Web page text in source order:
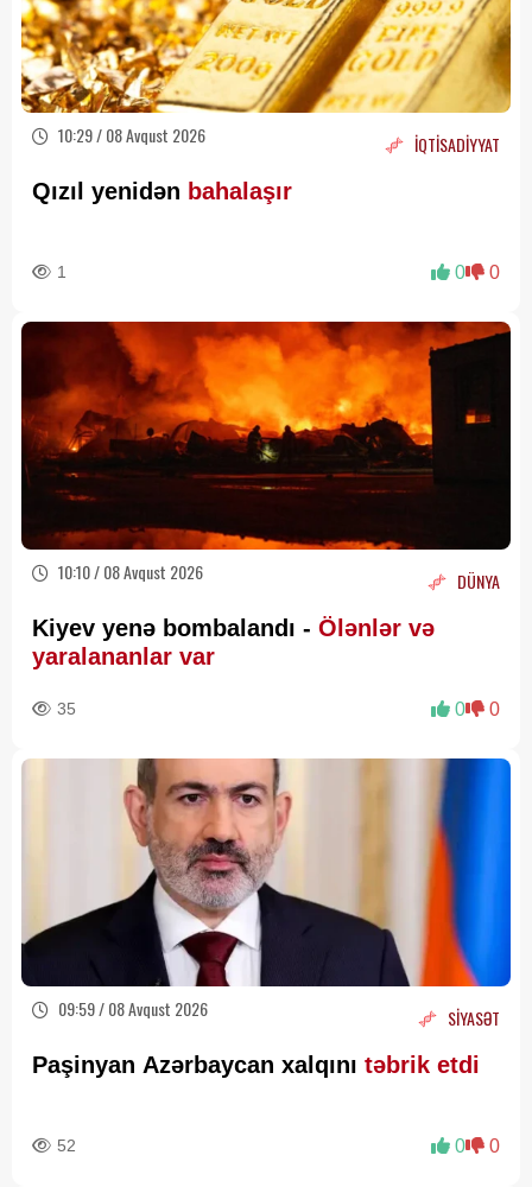
10:29 / 08 Avqust 2026 İQTİSADİYYAT
Qızıl yenidən bahalaşır
1 0 0
10:10 / 08 Avqust 2026 DÜNYA
Kiyev yenə bombalandı - Ölənlər və
yaralananlar var
35 0 0
09:59 / 08 Avqust 2026 SİYASƏT
Paşinyan Azərbaycan xalqını təbrik etdi
52 0 0